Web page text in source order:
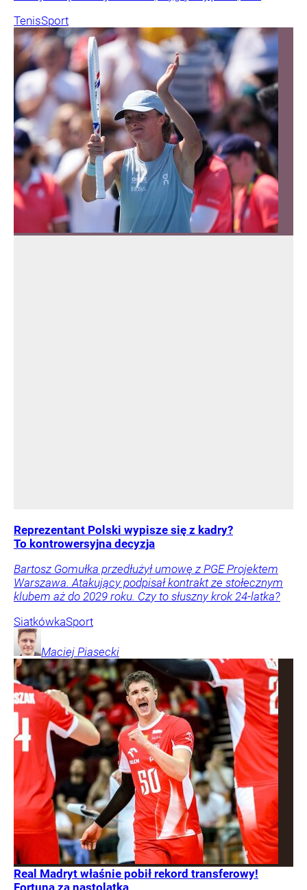
TenisSport
Reprezentant Polski wypisze się z kadry?
To kontrowersyjna decyzja
Bartosz Gomułka przedłużył umowę z PGE Projektem
Warszawa. Atakujący podpisał kontrakt ze stołecznym
klubem aż do 2029 roku. Czy to słuszny krok 24-latka?
SiatkówkaSport
Maciej Piasecki
Real Madryt właśnie pobił rekord transferowy!
Fortuna za nastolatka